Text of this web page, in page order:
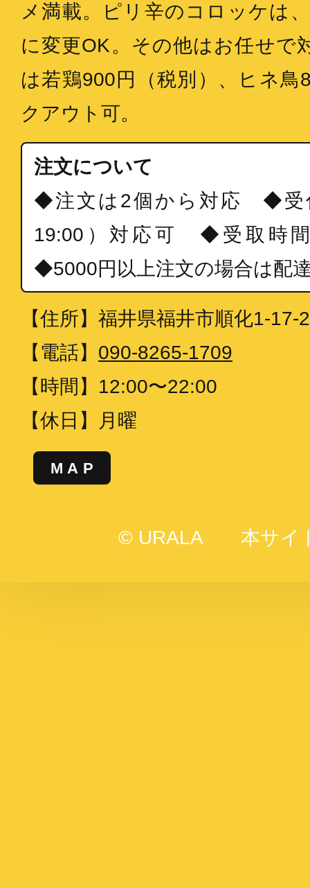
メ満載。ピリ辛のコロッケは
に変更OK。その他はお任せで
は若鶏900円（税別）、ヒネ鳥
クアウト可。
注文について
◆注文は2個から対応 ◆受
19:00）対応可 ◆受取時
◆5000円以上注文の場合は配
【住所】 福井県福井市順化1-17-
【電話】 090-8265-1709
【時間】 12:00〜22:00
【休日】
月曜
MAP
© URALA 本サイ